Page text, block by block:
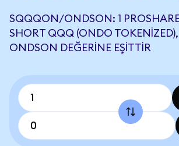
SQQQON/ONDSON: 1
SHORT QQQ (ONDO
ONDSON DEĞERINE EŞITTIR